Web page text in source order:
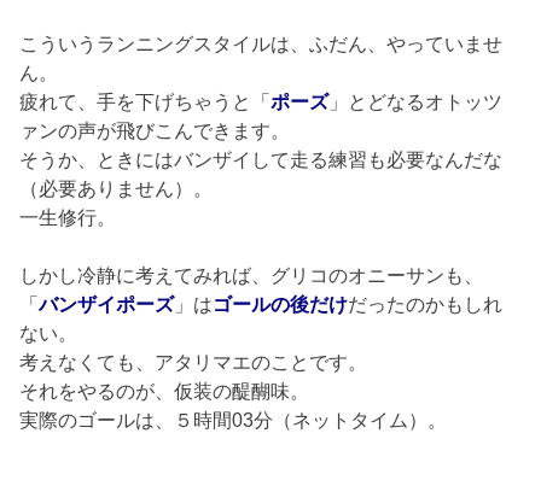
こういうランニングスタイルは、ふだん、やっていませ
ん。
疲れて、手を下げちゃうと「ポーズ」とどなるオトッツ
ァンの声が飛びこんできます。
そうか、ときにはバンザイして走る練習も必要なんだな
（必要ありません）。
一生修行。
しかし冷静に考えてみれば、グリコのオニーサンも、
「バンザイポーズ」はゴールの後だけだったのかもしれ
ない。
考えなくても、アタリマエのことです。
それをやるのが、仮装の醍醐味。
実際のゴールは、５時間03分（ネットタイム）。